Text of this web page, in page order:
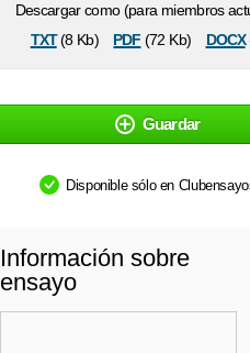
Descargar como (para miembros
txt(8 Kb) pdf (72 Kb) docx
Guardar
Disponible sólo en
Información sobre
ensayo